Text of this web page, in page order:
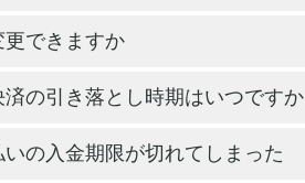
できますか
済の引き落とし時期はいつですか
いの入金期限が切れてしまった